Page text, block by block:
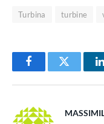
Turbina turbine
FacebookTwitter